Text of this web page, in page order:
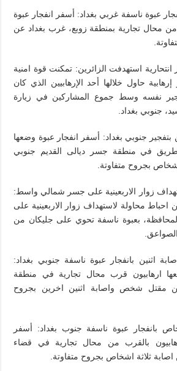
عبوة ناسفة غربي بغداد: أسفر انفجار عبوة
من محال تجارية بمنطقة زوبع، غرب بغداد عن
انتحارية استهدفت الزائرين: تمكنت قوة امنية
حاول خلالها أحد الإرهابيين الذي كان
نفسه وسط جموع المشاركين في زيارة
جنوبي بغداد.
بتفجير جنوبي بغداد: أسفر انفجار عبوة وضعها
في منطقة جسر ديالى القديم جنوبي
بجروح متفاوتة.
زوار الاربعينية على جسر شمالي واسط:
احباط محاولة لاستهداف زوار الاربعينية على
بعبوة ناسفة تحوي على جليكان من
اثنين بانفجار عبوة ناسفة جنوبي بغداد:
ارهابيون قرب محال تجارية في منطقة
مقتل شخص واصابة اثنين اخرين بجروح
أشخاص بانفجار عبوة ناسفة جنوب بغداد: أسفر
بالقرب من محال تجارية في قضاء
اصابة ثلاثة اشخاص بجروح متفاوتة.